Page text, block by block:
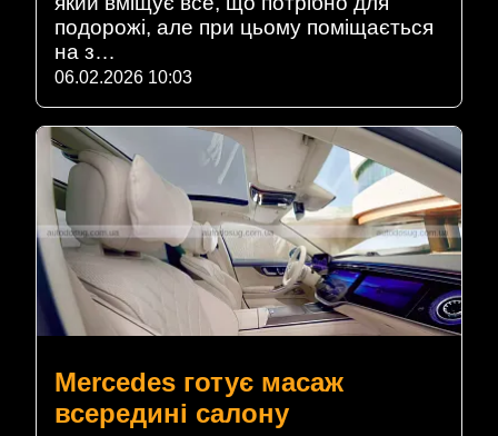
подорожі, але при цьому поміщається
на з…
06.02.2026 10:03
Mercedes готує масаж
всередині салону